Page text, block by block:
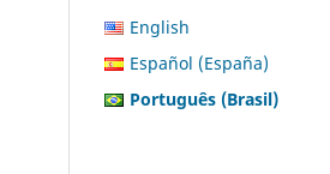
English
Español (España)
Português (Brasil)